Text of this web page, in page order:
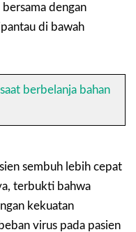
dengan
di bawah
berbelanja bahan
sembuh lebih cepat
terbukti bahwa
kekuatan
virus pada pasien